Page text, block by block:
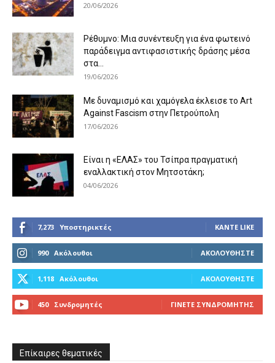
20/06/2026
Ρέθυμνο: Μια συνέντευξη για ένα φωτεινό
παράδειγμα αντιφασιστικής δράσης μέσα
στα...
19/06/2026
Με δυναμισμό και χαμόγελα έκλεισε το Art
Against Fascism στην Πετρούπολη
17/06/2026
Είναι η «ΕΛΑΣ» του Τσίπρα πραγματική
εναλλακτική στον Μητσοτάκη;
04/06/2026
7,273 Υποστηρικτές ΚΆΝΤΕ LIKE
990 Ακόλουθοι ΑΚΟΛΟΥΘΉΣΤΕ
1,118 Ακόλουθοι ΑΚΟΛΟΥΘΉΣΤΕ
450 Συνδρομητές ΓΊΝΕΤΕ ΣΥΝΔΡΟΜΗΤΉΣ
Επίκαιρες θεματικές